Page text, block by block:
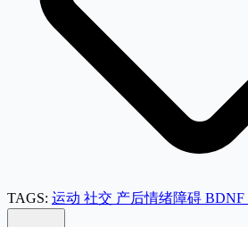
TAGS: 运动 社交 产后情绪障碍 BDNF